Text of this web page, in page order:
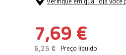
7,69 €
6,25 € Preço líquido